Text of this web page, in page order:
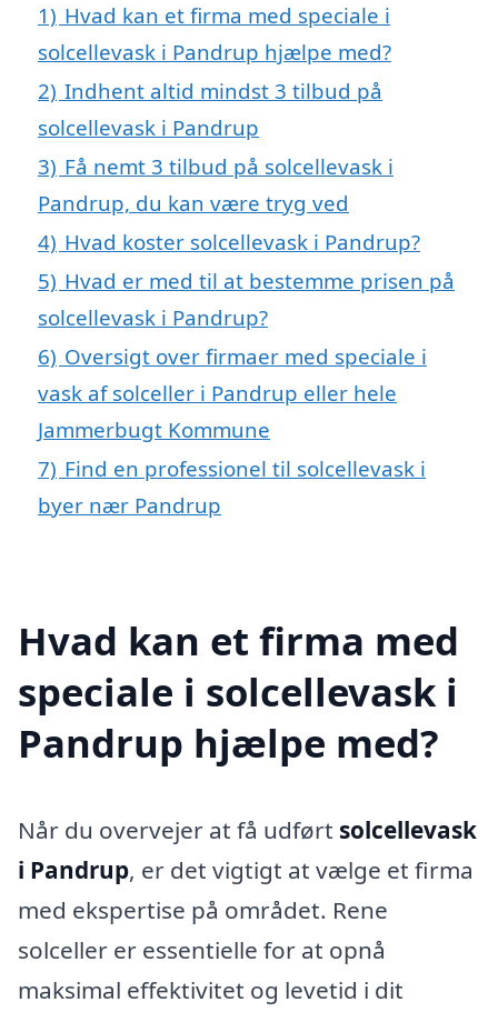
1) Hvad kan et firma med speciale i
solcellevask i Pandrup hjælpe med?
2) Indhent altid mindst 3 tilbud på
solcellevask i Pandrup
3) Få nemt 3 tilbud på solcellevask i
Pandrup, du kan være tryg ved
4) Hvad koster solcellevask i Pandrup?
5) Hvad er med til at bestemme prisen på
solcellevask i Pandrup?
6) Oversigt over firmaer med speciale i
vask af solceller i Pandrup eller hele
Jammerbugt Kommune
7) Find en professionel til solcellevask i
byer nær Pandrup
Hvad kan et firma med
speciale i solcellevask i
Pandrup hjælpe med?
Når du overvejer at få udført solcellevask
i Pandrup, er det vigtigt at vælge et firma
med ekspertise på området. Rene
solceller er essentielle for at opnå
maksimal effektivitet og levetid i dit